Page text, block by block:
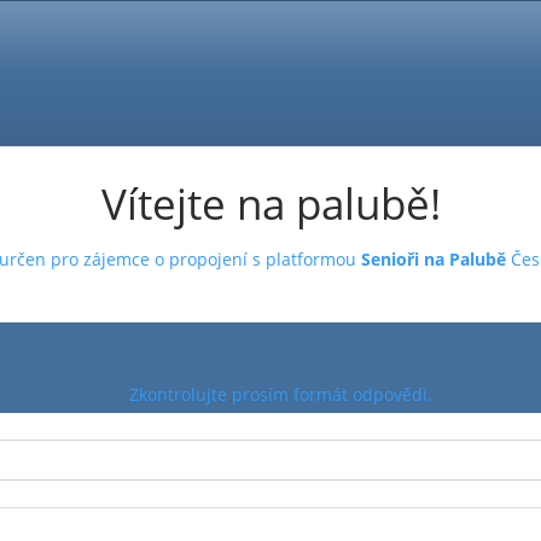
Vítejte na palubě!
pro zájemce o propojení s platformou Senioři na Palubě
Zkontrolujte prosím formát odpovědi.